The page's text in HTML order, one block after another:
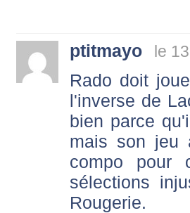
ptitmayo le
Rado doit
l'inverse de
bien parce
mais son jeu
compo pour
sélections
Rougerie.